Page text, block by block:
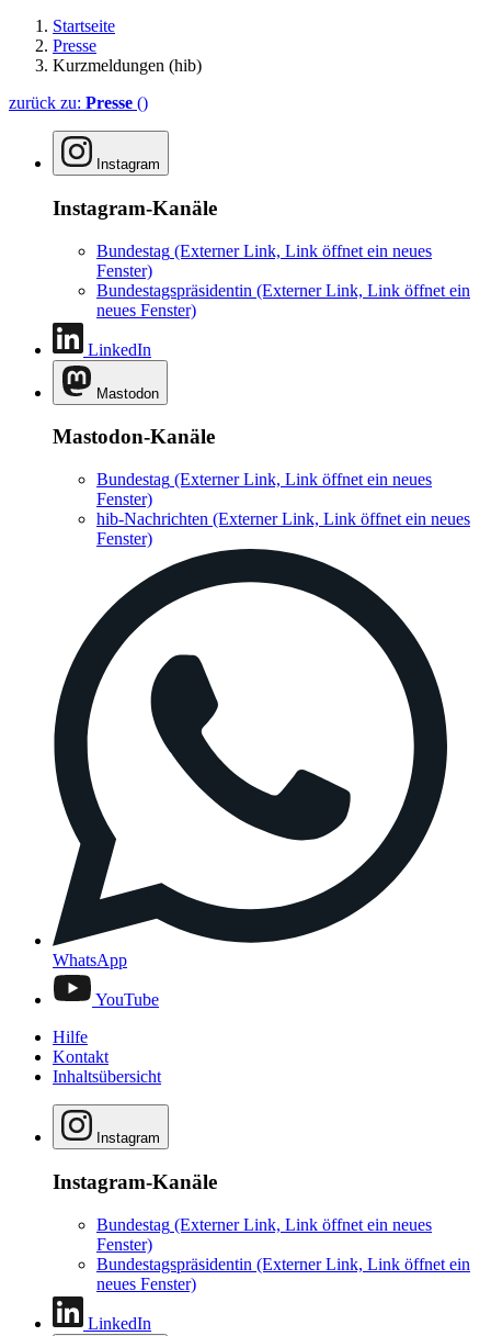
Startseite
Presse
Kurzmeldungen (hib)
zurück zu: Presse ()
Instagram
Instagram-Kanäle
Bundestag (Externer Link, Link öffnet ein neues
Fenster)
Bundestagspräsidentin (Externer Link, Link öffnet ein
neues Fenster)
LinkedIn
Mastodon
Mastodon-Kanäle
Bundestag (Externer Link, Link öffnet ein neues
Fenster)
hib-Nachrichten (Externer Link, Link öffnet ein neues
Fenster)
WhatsApp
YouTube
Hilfe
Kontakt
Inhaltsübersicht
Instagram
Instagram-Kanäle
Bundestag (Externer Link, Link öffnet ein neues
Fenster)
Bundestagspräsidentin (Externer Link, Link öffnet ein
neues Fenster)
LinkedIn